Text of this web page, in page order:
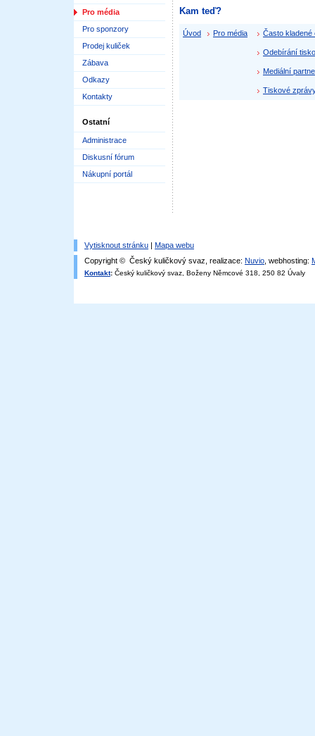
Pro média
Pro sponzory
Prodej kuliček
Zábava
Odkazy
Kontakty
Ostatní
Administrace
Diskusní fórum
Nákupní portál
Kam teď?
Úvod Pro média Často kladené
Odebírání
Mediální
Tiskové
Vytisknout stránku | Mapa webu
Copyright © Český kuličkový svaz, realizace: Nuvio , webhosting:
Kontakt: Český kuličkový svaz, Boženy Němcové 318, 250 82 Úvaly